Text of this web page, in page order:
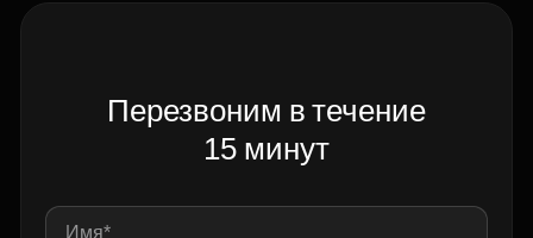
Перезвоним в течение
15 минут